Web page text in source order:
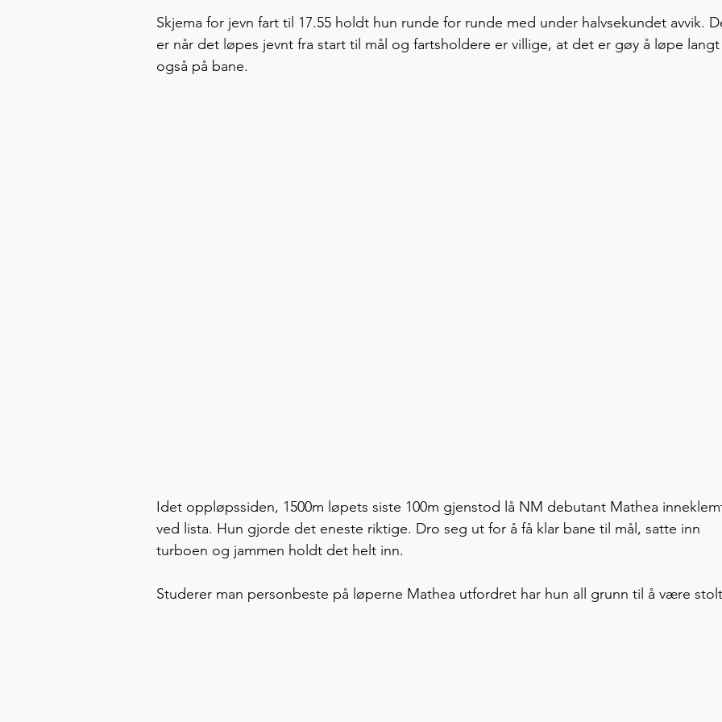
Skjema for jevn fart til 17.55 holdt hun runde for runde med under halvsekundet avvik.
er når det løpes jevnt fra start til mål og fartsholdere er villige, at det er gøy å løpe
også på bane.
Idet oppløpssiden, 1500m løpets siste 100m gjenstod lå NM debutant Mathea
ved lista. Hun gjorde det eneste riktige. Dro seg ut for å få klar bane til mål, satte inn
turboen og jammen holdt det helt inn.
Studerer man personbeste på løperne Mathea utfordret har hun all grunn til å være